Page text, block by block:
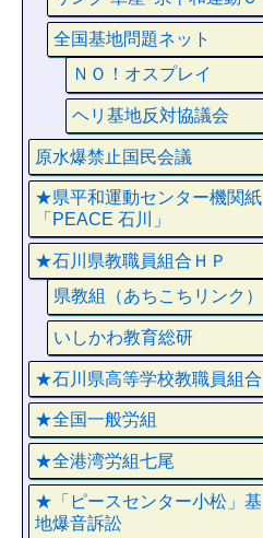
全国基地問題ネット
ＮＯ！オスプレイ
ヘリ基地反対協議会
原水爆禁止国民会議
★県平和運動センター機関紙
「PEACE 石川」
★石川県教職員組合ＨＰ
県教組（あちこちリンク）
いしかわ教育総研
★石川県高等学校教職員組合
★全国一般労組
★全港湾労組七尾
★「ピースセンター小松」基
地爆音訴訟